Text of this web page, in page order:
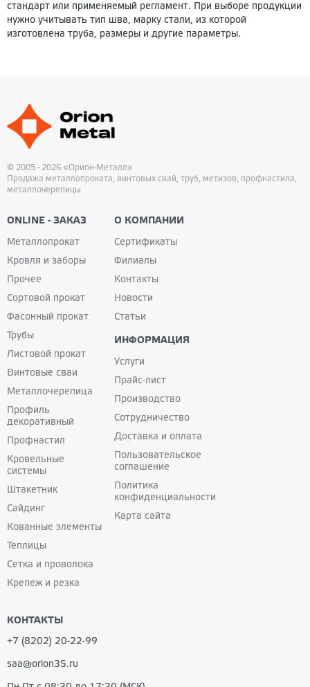
стандарт или применяемый регламент. При выборе продукции
нужно учитывать тип шва, марку стали, из которой
изготовлена труба, размеры и другие параметры.
© 2005 - 2026 «Орион-Металл»
Продажа металлопроката, винтовых свай, труб, метизов, профнастила,
металлочерепицы
ONLINE - ЗАКАЗ
Металлопрокат
Кровля и заборы
Прочее
Сортовой прокат
Фасонный прокат
Трубы
Листовой прокат
Винтовые сваи
Металлочерепица
Профиль
декоративный
Профнастил
Кровельные
системы
Штакетник
Сайдинг
Кованные элементы
Теплицы
Сетка и проволока
Крепеж и резка
О КОМПАНИИ
Сертификаты
Филиалы
Контакты
Новости
Статьи
ИНФОРМАЦИЯ
Услуги
Прайс-лист
Производство
Сотрудничество
Доставка и оплата
Пользовательское
соглашение
Политика
конфиденциальности
Карта сайта
КОНТАКТЫ
+7 (8202) 20-22-99
saa@orion35.ru